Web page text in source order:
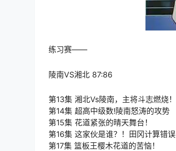
练习赛——
陵南VS湘北 87:86
第13集 湘北Vs陵南，主将斗志燃烧！
第14集 超高中级数!陵南怒涛的攻势
第15集 花道紧张的晴天舞台！
第16集 这家伙是谁？！田冈计算错误
第17集 篮板王樱木花道的苦恼！